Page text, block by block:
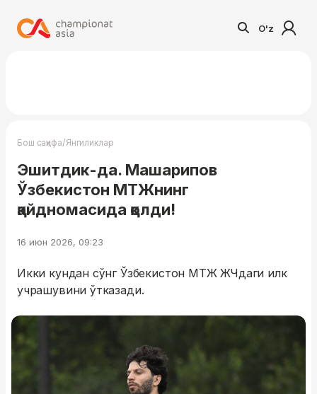
O'z
Бош саҳифа/Янгиликлар
Эшитдик-да. Машарипов
Ўзбекистон МТЖнинг
қайдномасида қолди!
16 июн 2026, 09:23
Икки кундан сўнг Ўзбекистон МТЖ ЖЧдаги илк
учрашувини ўтказади.